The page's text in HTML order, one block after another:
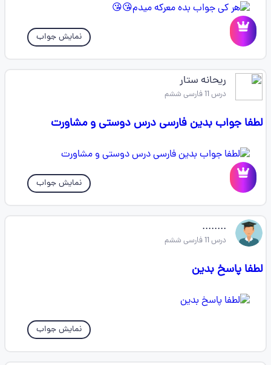
نمایش جواب
ریحانه ستار
درس 11 فارسی ششم
لطفا جواب بدین فارسی درس دوستی و مشاورت
نمایش جواب
........
درس 11 فارسی ششم
لطفا پاسخ بدین
نمایش جواب